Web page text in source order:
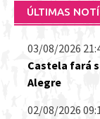
ÚLTIMAS
03/08/2026
Castela fará
Alegre
02/08/2026